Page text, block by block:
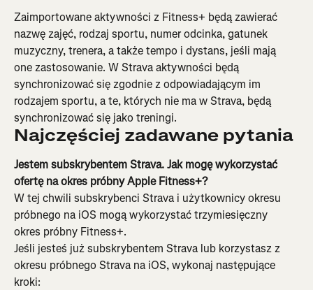
Zaimportowane aktywności z Fitness+ będą zawierać
nazwę zajęć, rodzaj sportu, numer odcinka, gatunek
muzyczny, trenera, a także tempo i dystans, jeśli mają
one zastosowanie. W Strava aktywności będą
synchronizować się zgodnie z odpowiadającym im
rodzajem sportu, a te, których nie ma w Strava, będą
synchronizować się jako treningi.
Najczęściej zadawane pytania
Jestem subskrybentem Strava. Jak mogę wykorzystać
ofertę na okres próbny Apple Fitness+?
W tej chwili subskrybenci Strava i użytkownicy okresu
próbnego na iOS mogą wykorzystać trzymiesięczny
okres próbny Fitness+.
Jeśli jesteś już subskrybentem Strava lub korzystasz z
okresu próbnego Strava na iOS, wykonaj następujące
kroki: